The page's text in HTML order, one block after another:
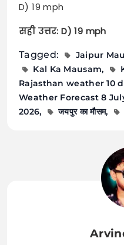
D) 19 mph
सही उत्तर: D) 19 mph
Tagged: Jaipur
Kal Ka Mausam
Rajasthan weather 10
Weather Forecast 8
2026
जयपुर का मौसम